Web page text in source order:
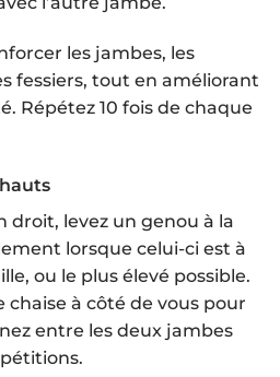
les jambes, les
fessiers, tout en améliorant
Répétez 10 fois de chaque
droit, levez un genou à la
lorsque celui-ci est à
ou le plus élevé possible.
chaise à côté de vous pour
entre les deux jambes